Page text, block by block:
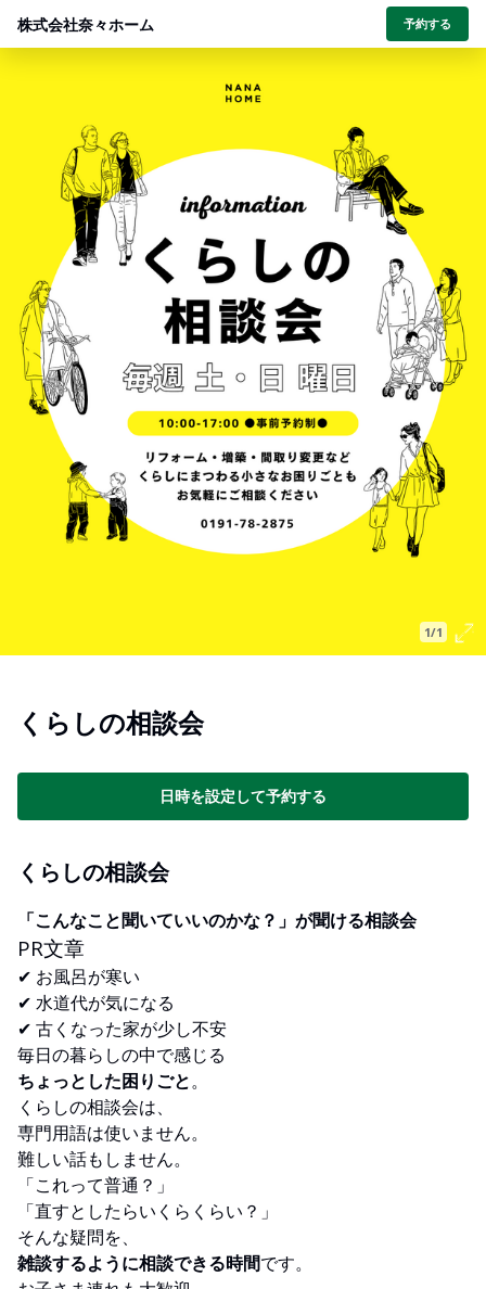
株式会社奈々ホーム 予約する
1/1
くらしの相談会
日時を設定して予約する
くらしの相談会
「こんなこと聞いていいのかな？」が聞ける相談会
PR文章
✔ お風呂が寒い
✔ 水道代が気になる
✔ 古くなった家が少し不安
毎日の暮らしの中で感じる
ちょっとした困りごと。
くらしの相談会は、
専門用語は使いません。
難しい話もしません。
「これって普通？」
「直すとしたらいくらくらい？」
そんな疑問を、
雑談するように相談できる時間です。